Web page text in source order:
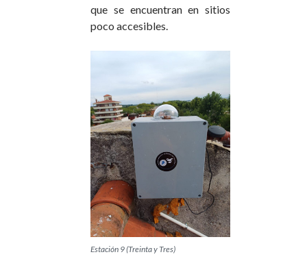
que se encuentran en sitios
poco accesibles.
Estación 9 (Treinta y Tres)